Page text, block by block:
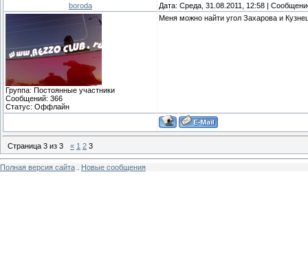
boroda Дата: Среда, 31.08.2011, 12:58 |
Группа: Постоянные участники
Сообщений: 366
Статус: Оффлайн
Меня можно найти угол Захарова и
Страница 3 из 3 « 1 2 3
Полная версия сайта Новые сообщения